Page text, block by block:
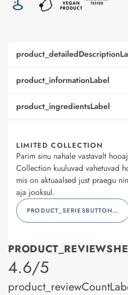
product_informationLabel
product_ingredientsLabel
LIMITED COLLECTION
Parim sinu nahale vastavalt
Collection kuuluvad vahetuvad
mis on aktuaalsed just praegu
aja jooksul.
PRODUCT_SERIESBUTTONLABEL
product_rating
4.6/5